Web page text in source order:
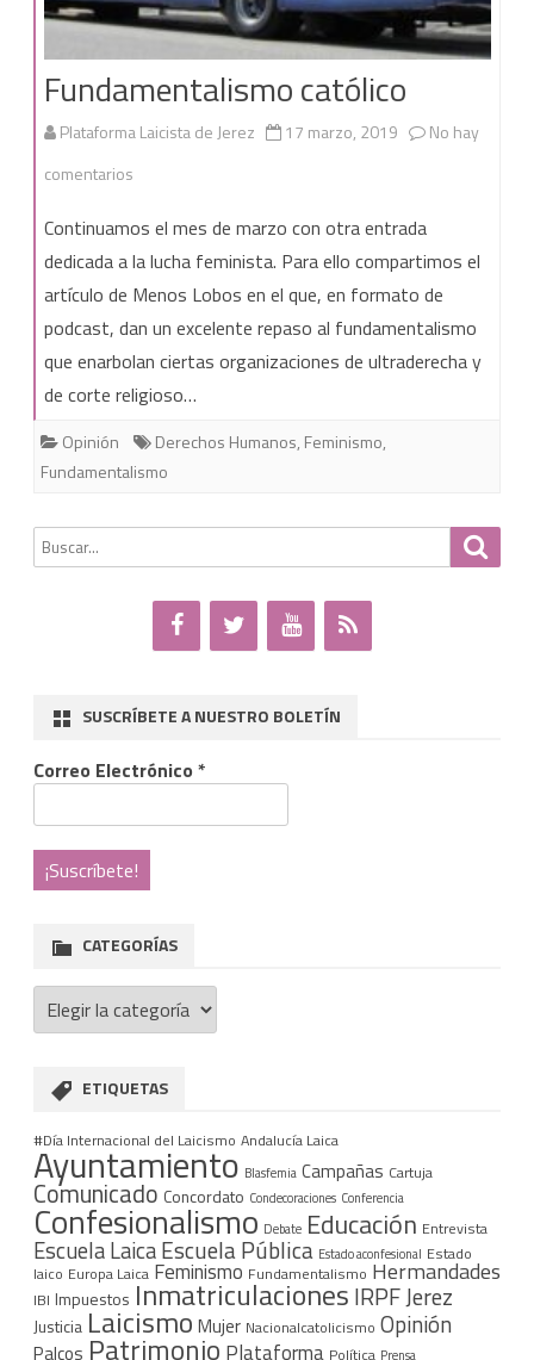
Fundamentalismo católico
Plataforma Laicista de Jerez 17 marzo, 2019
No hay
comentarios
católico
Continuamos el mes de marzo con otra entrada
dedicada a la lucha feminista. Para ello compartimos el
artículo de Menos Lobos en el que, en formato de
podcast, dan un excelente repaso al fundamentalismo
que enarbolan ciertas organizaciones de ultraderecha y
de corte religioso…
Opinión Derechos Humanos, Feminismo,
Fundamentalismo
Buscar
por:
SUSCRÍBETE A NUESTRO BOLETÍN
Correo Electrónico *
CATEGORÍAS
Categorías
ETIQUETAS
#Día Internacional del Laicismo Andalucía Laica
Ayuntamiento Blasfemia Campañas Cartuja
Comunicado Concordato Condecoraciones Conferencia
Confesionalismo Debate Educación Entrevista
Escuela LaicaEscuela Pública Estado aconfesional Estado
laico Europa Laica Feminismo Fundamentalismo Hermandades
IBI Impuestos Inmatriculaciones IRPFJerez
Justicia Laicismo Mujer Nacionalcatolicismo Opinión
Palcos Patrimonio Plataforma Política Prensa